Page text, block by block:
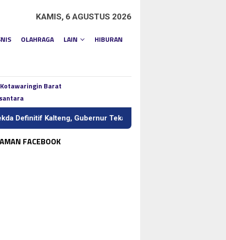
KAMIS, 6 AGUSTUS 2026
OLAHRAGA LAIN HIBURAN
Kotawaringin Barat
Gubernur Tekankan Kerja Keras dan Kolaborasi
FACEBOOK